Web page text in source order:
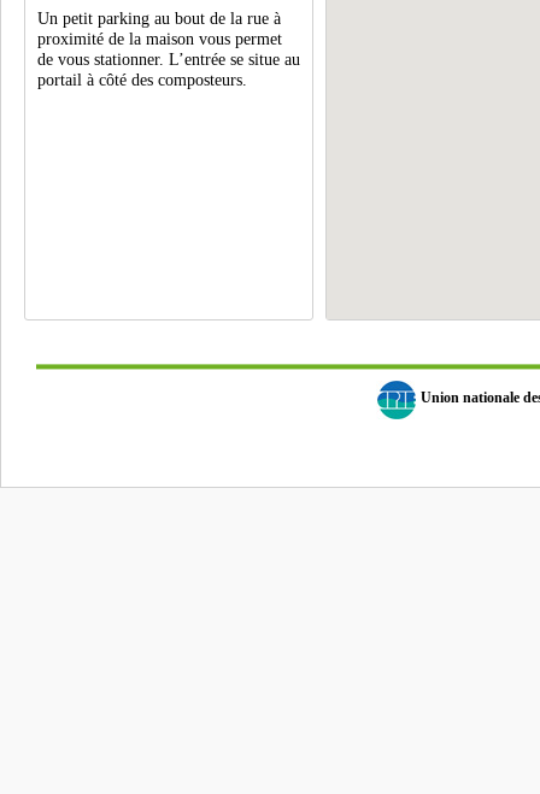
Un petit parking au bout de la rue à
proximité de la maison vous permet
de vous stationner. L’entrée se situe au
portail à côté des composteurs.
Union nationale